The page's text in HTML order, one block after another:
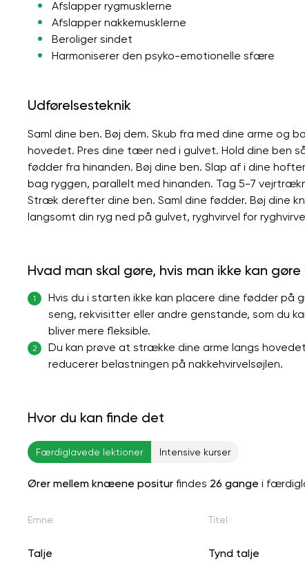
Afslapper rygmusklerne
Afslapper nakkemusklerne
Beroliger sindet
Harmoniserer den psyko-emotionelle sfære
Udførelsesteknik
Saml dine ben. Bøj dem. Skub fra med dine arme
hovedet. Pres dine tæer ned i gulvet. Hold dine ben
fødder fra hinanden. Bøj dine ben. Slap af i dine
bag ryggen, parallelt med hinanden. Tag 5-7
Stræk derefter dine ben. Saml dine fødder. Bøj dine
langsomt din ryg ned på gulvet, ryghvirvel for
Hvad man skal gøre, hvis man ikke kan
1
Hvis du i starten ikke kan placere dine fødder
seng, rekvisitter eller andre genstande, som du
bliver mere fleksible.
2
Du kan prøve at strække dine arme langs
reducerer belastningen på nakkehvirvelsøjlen.
Hvor du kan finde det
Færdiglavede lektioner Intensive kurser
Ører mellem knæene positur findes 26 gange i
Emne Titel
Talje Tynd talje